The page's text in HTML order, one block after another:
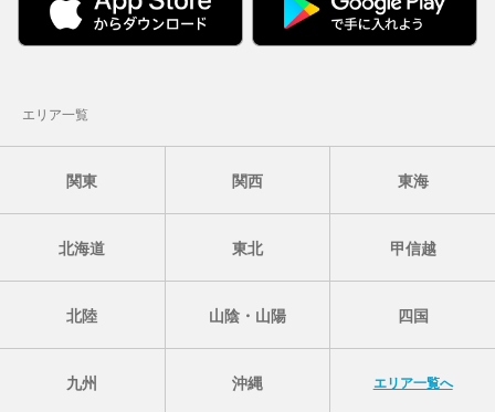
エリア一覧
関東 関西 東海
北海道 東北 甲信越
北陸 山陰・山陽 四国
九州 沖縄 エリア一覧へ